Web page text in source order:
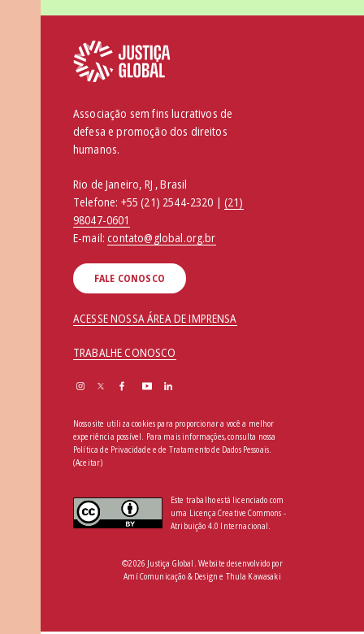
Associação sem fins lucrativos de
defesa e promoção dos direitos
humanos.
Rio de Janeiro, RJ , Brasil
Telefone: +55 (21) 2544-2320 | (21)
98047-0601
E-mail:contato@global.org.br
FALE CONOSCO
ACESSE NOSSA ÁREA DE IMPRENSA
TRABALHE CONOSCO
Nosso site utiliza cookies para proporcionar a você a melhor
experiência possível. Para mais informações, consulta nossa
Política de Privacidade e de Tratamento de Dados Pessoais.
(Aceitar)
Este trabalho está licenciado com
uma Licença Creative Commons -
Atribuição 4.0 Internacional.
©2026 Justiça Global. Website desenvolvido por
Amí Comunicação & Design e Thula Kawasaki